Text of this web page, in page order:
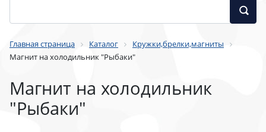
Главная страница Каталог
Кружки,брелки,магниты
Магнит на холодильник "Рыбаки"
Магнит на холодильник
"Рыбаки"